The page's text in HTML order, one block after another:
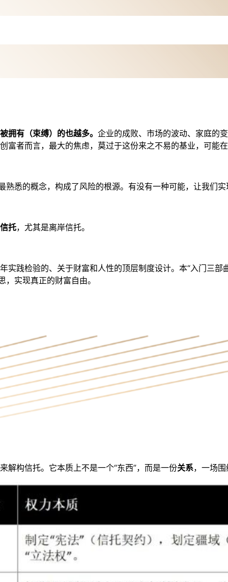
拥有（束缚）的也越多。 企业的成败、市场的波动、家庭的
富者而言，最大的焦虑，莫过于这份来之不易的基业，可能
熟悉的概念，构成了风险的根源。有没有一种可能，让我们实
信托，尤其是离岸信托。
实践检验的、关于财富和人性的顶层制度设计。本“入门三
实现真正的财富自由。
解构信托。它本质上不是一个“东西”，而是一份关系，一场